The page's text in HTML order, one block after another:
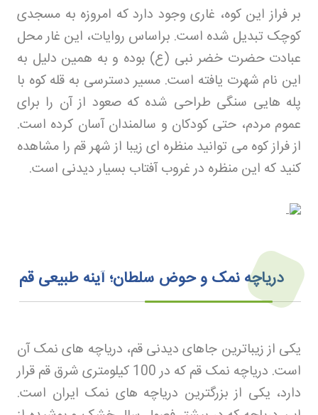
بر فراز این کوه، غاری وجود دارد که امروزه به مسجدی
کوچک تبدیل شده است. براساس روایات، این غار محل
عبادت حضرت خضر نبی (ع) بوده و به همین دلیل به
این نام شهرت یافته است. مسیر دسترسی به قله کوه با
پله هایی سنگی طراحی شده که صعود از آن را برای
عموم مردم، حتی کودکان و سالمندان آسان کرده است.
از فراز کوه می توانید منظره ای زیبا از شهر قم را مشاهده
کنید که این منظره در غروب آفتاب بسیار دیدنی است.
دریاچه نمک و حوض سلطان؛ آینه طبیعی قم
یکی از زیباترین جاهای دیدنی قم، دریاچه های نمک آن
است. دریاچه نمک قم که در 100 کیلومتری شرق قم قرار
دارد، یکی از بزرگترین دریاچه های نمک ایران است.